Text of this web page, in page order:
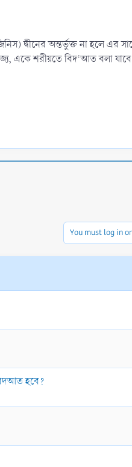
দ্বীনের অন্তর্ভুক্ত না হলে এর
একে শরীয়তে বিদ‘আত বলা
You must log in
হবে?